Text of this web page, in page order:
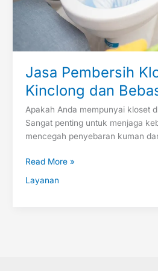
Jasa Pembersih
Kinclong dan
Apakah Anda mempunyai kloset
Sangat penting untuk menjaga
mencegah penyebaran kuman
Read More »
Layanan